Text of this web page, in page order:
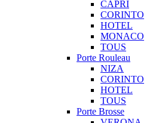
CAPRI
CORINTO
HOTEL
MONACO
TOUS
Porte Rouleau
NIZA
CORINTO
HOTEL
TOUS
Porte Brosse